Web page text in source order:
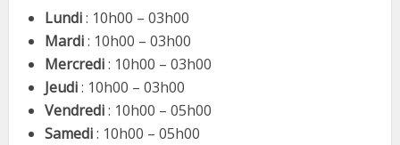
Lundi: 10h00 – 03h00
Mardi: 10h00 – 03h00
Mercredi: 10h00 – 03h00
Jeudi: 10h00 – 03h00
Vendredi: 10h00 – 05h00
Samedi: 10h00 – 05h00